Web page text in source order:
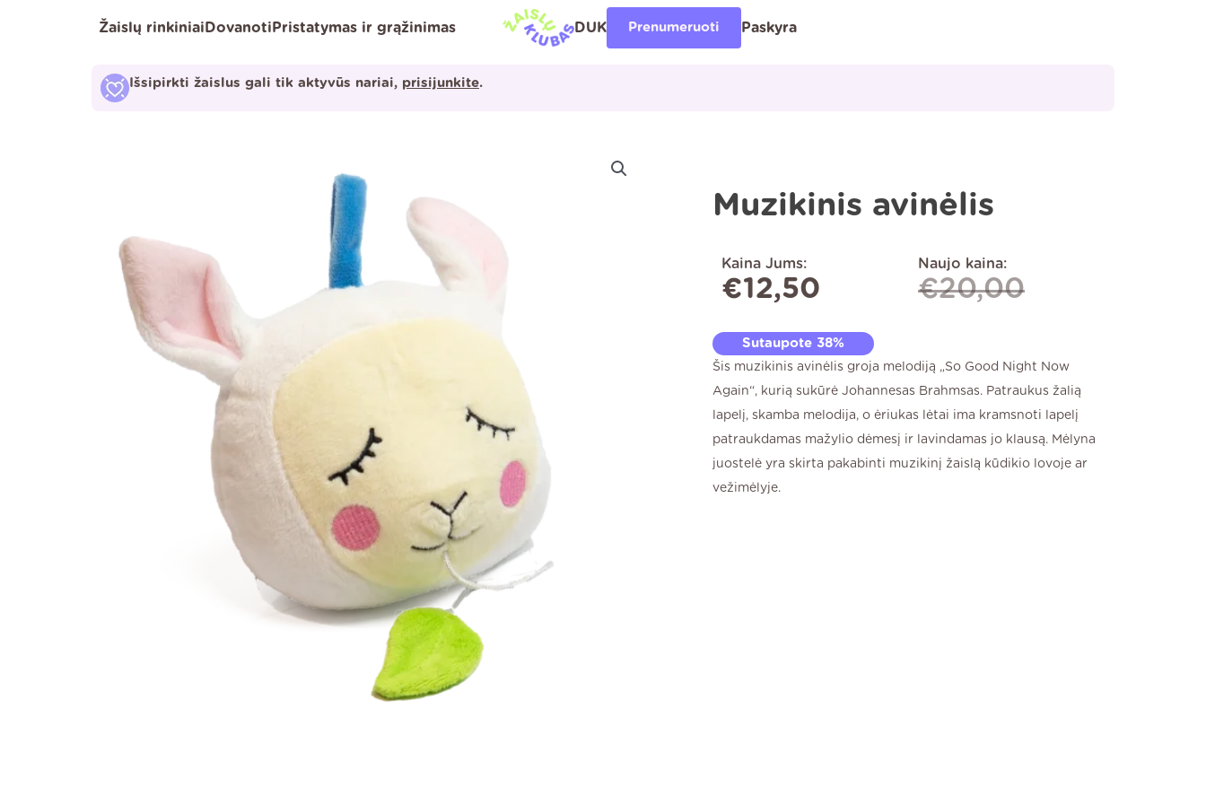
Žaislų rinkiniai Dovanoti Pristatymas ir grąžinimas DUK Prenumeruoti Paskyra
Išsipirkti žaislus gali tik aktyvūs nariai, prisijunkite.
Muzikinis avinėlis
Kaina Jums:
€12,50
Naujo kaina:
€20,00
Sutaupote 38%
Šis muzikinis avinėlis groja melodiją „So Good Night Now
Again“, kurią sukūrė Johannesas Brahmsas. Patraukus žalią
lapelį, skamba melodija, o ėriukas lėtai ima kramsnoti lapelį
patraukdamas mažylio dėmesį ir lavindamas jo klausą. Mėlyna
juostelė yra skirta pakabinti muzikinį žaislą kūdikio lovoje ar
vežimėlyje.